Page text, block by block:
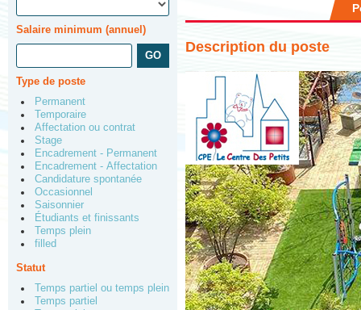
Salaire minimum (annuel)
Type de poste
Permanent
Temporaire
Affectation ou contrat
Stage
Encadrement - Permanent
Encadrement - Affectation
Candidature spontanée
Occasionnel
Saisonnier
Étudiants et finissants
Temps plein
filled
Statut
Temps partiel ou temps plein
Temps partiel
Description du poste